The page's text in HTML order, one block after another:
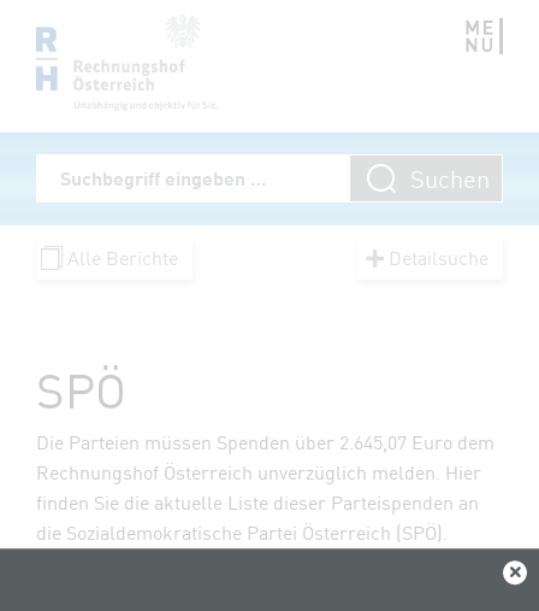
Zum Inhalt springen
Volltextsuche
Suchbegriff eingeben
Suchen
Alle Berichte Detailsuche
SPÖ
Die Parteien müssen Spenden über 2.645,07 Euro dem
Rechnungshof Österreich unverzüglich melden. Hier
finden Sie die aktuelle Liste dieser Parteispenden an
die Sozialdemokratische Partei Österreich (SPÖ).